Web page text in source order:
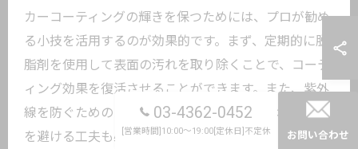
カーコーティングの輝きを保つためには、プロが勧め
る小技を活用するのが効果的です。まず、定期的に脱
脂剤を使用して表面の汚れを取り除くことで、コーテ
ィング効果を復活させることができます。また、紫外
線を防ぐためのカバーを使用し、駐車時には直射日光
を避ける工夫も必要です。さらに、専用のワックスで
03-4362-0452
[営業時間]10:00～19:00[定休日]不定休 お問い合わせ